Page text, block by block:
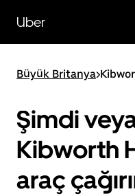
içeriğe
gidinUber
Büyük Britanya>
Şimdi
Kibworth
araç